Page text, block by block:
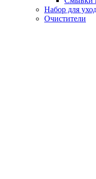
Набор для
Очистители